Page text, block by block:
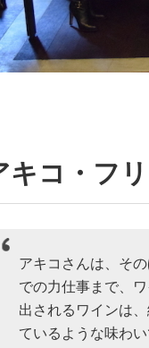
キコ・フ
アキコさんは、そ
での力仕事まで、
出されるワインは
ているような味わい